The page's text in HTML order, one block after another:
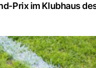
Prix im Klubhaus